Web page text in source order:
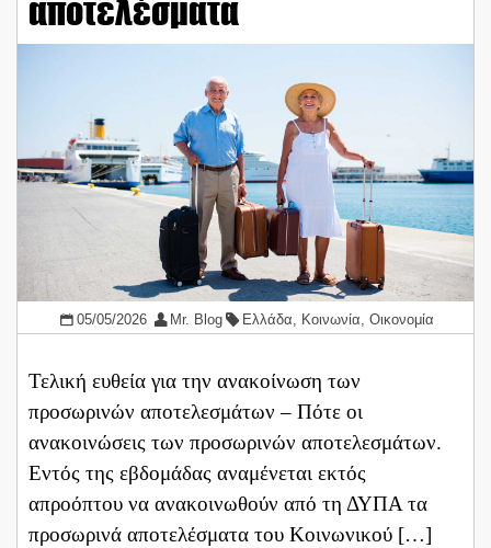
αποτελέσματα
05/05/2026 Mr. Blog Ελλάδα, Κοινωνία,Οικονομία
Τελική ευθεία για την ανακοίνωση των
προσωρινών αποτελεσμάτων – Πότε οι
ανακοινώσεις των προσωρινών αποτελεσμάτων.
Εντός της εβδομάδας αναμένεται εκτός
απροόπτου να ανακοινωθούν από τη ΔΥΠΑ τα
προσωρινά αποτελέσματα του Κοινωνικού […]